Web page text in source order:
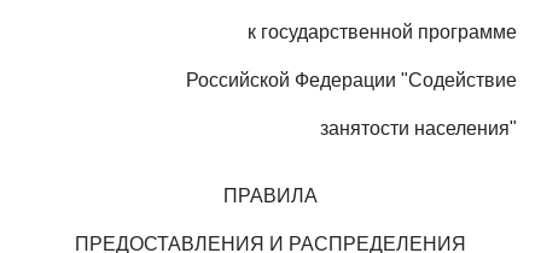
к государственной программе
Российской Федерации "Содействие
занятости населения"
ПРАВИЛА
ПРЕДОСТАВЛЕНИЯ И РАСПРЕДЕЛЕНИЯ